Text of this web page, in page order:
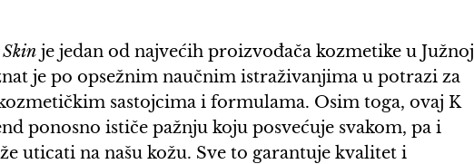
Skin je jedan od najvećih proizvođača kozmetike u Južnoj
je po opsežnim naučnim istraživanjima u potrazi za
sastojcima i formulama. Osim toga, ovaj K
ponosno ističe pažnju koju posvećuje svakom, pa i
uticati na našu kožu. Sve to garantuje kvalitet i